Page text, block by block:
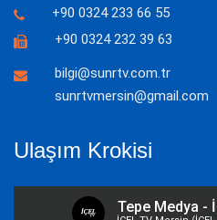
+90 0324 233 66 55
+90 0324 232 39 63
bilgi@sunrtv.com.tr
sunrtvmersin@gmail.com
Ulaşım Krokisi